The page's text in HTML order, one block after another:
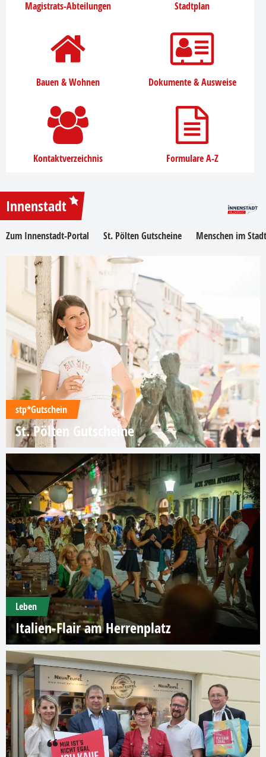
Magistrats-Abteilungen Stadtplan
Bauen & Wohnen Dokumente & Ausweise
Kontaktverzeichnis Formulare A-Z
Innenstadt
Zum Innenstadt-Portal St. Pölten Gutscheine Menschen im
stp*Gutschein
St. Pölten Gutscheine
Leben
Italien-Flair am Herrenplatz